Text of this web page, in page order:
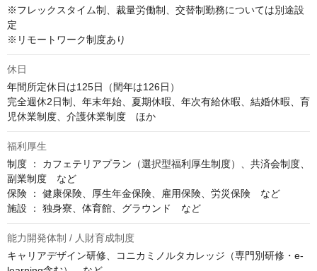
※フレックスタイム制、裁量労働制、交替制勤務については別途設
定
※リモートワーク制度あり
休日
年間所定休日は125日（閏年は126日）
完全週休2日制、年末年始、夏期休暇、年次有給休暇、結婚休暇、育
児休業制度、介護休業制度　ほか
福利厚生
制度 ： カフェテリアプラン（選択型福利厚生制度）、共済会制度、
副業制度　など
保険 ： 健康保険、厚生年金保険、雇用保険、労災保険　など
施設 ： 独身寮、体育館、グラウンド　など
能力開発体制 / 人財育成制度
キャリアデザイン研修、コニカミノルタカレッジ（専門別研修・e-